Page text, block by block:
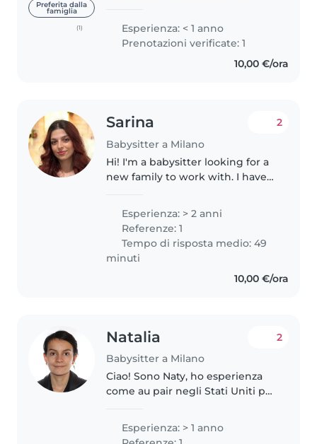
Preferita dalla
famiglia
(1)
nanny is because I love hanging
out with kids, they are amazing,
they think differently and..
Esperienza: < 1 anno
Prenotazioni verificate: 1
10,00 €/ora
Sarina
Babysitter a Milano
2
Hi! I'm a babysitter looking for a
new family to work with. I have
Politecnico di Milano and am
now working on my thesis...
Esperienza: > 2 anni
Referenze: 1
Tempo di risposta medio: 49
minuti
10,00 €/ora
Natalia
Babysitter a Milano
2
Ciao! Sono Naty, ho esperienza
come au pair negli Stati Uniti per
2 ai 12 anni. Ho vissuto in più di 5
paesi e parlo spagnolo, italiano e
Esperienza: > 1 anno